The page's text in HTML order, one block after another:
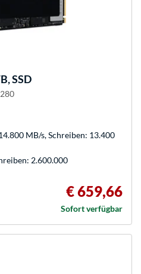
SSD
MB/s, Schreiben: 13.400
2.600.000
€ 659,66
Sofort verfügbar